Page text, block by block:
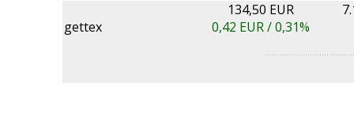
gettex
134,50 EUR
0,42 EUR /0,31%